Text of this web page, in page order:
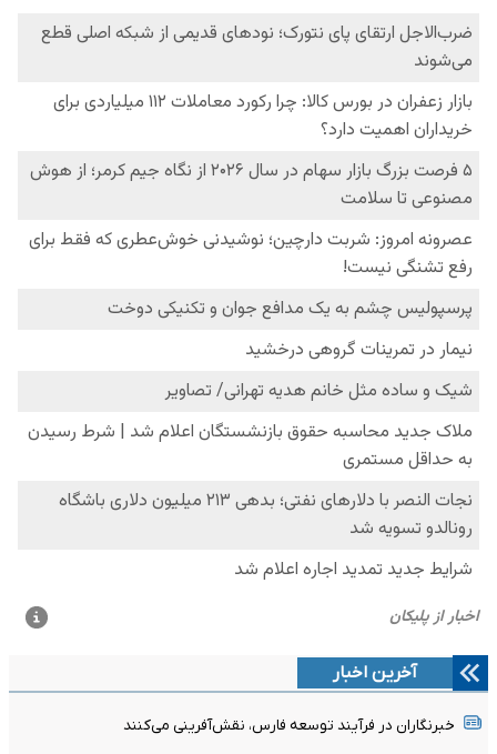
آخرین اخبار
خبرنگاران در فرآیند توسعه فارس، نقش‌آفرینی می‌کنند